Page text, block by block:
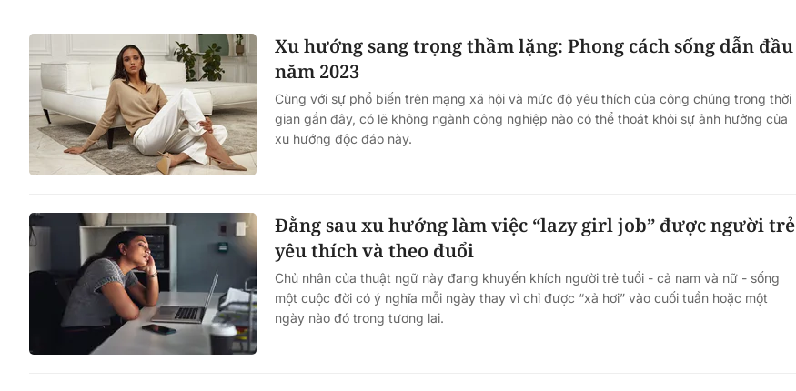
Xu hướng sang trọng thầm lặng: Phong cách sống dẫn đầu
năm 2023
Cùng với sự phổ biến trên mạng xã hội và mức độ yêu thích của công chúng trong thời
gian gần đây, có lẽ không ngành công nghiệp nào có thể thoát khỏi sự ảnh hưởng của
xu hướng độc đáo này.
Đằng sau xu hướng làm việc “lazy girl job” được người trẻ
yêu thích và theo đuổi
Chủ nhân của thuật ngữ này đang khuyến khích người trẻ tuổi - cả nam và nữ - sống
một cuộc đời có ý nghĩa mỗi ngày thay vì chỉ được “xả hơi” vào cuối tuần hoặc một
ngày nào đó trong tương lai.